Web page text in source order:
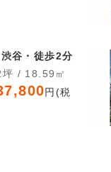
谷・徒歩2分
坪 / 18.59㎡
円(税